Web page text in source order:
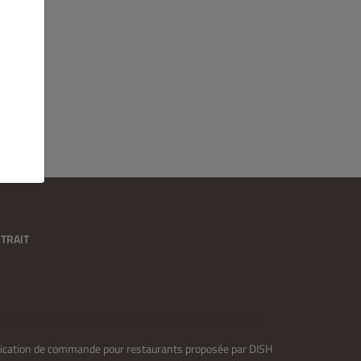
de commande pour restaurants proposée parDISH